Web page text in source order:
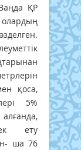
ҚР
қоса,
5%
ету
ша 76